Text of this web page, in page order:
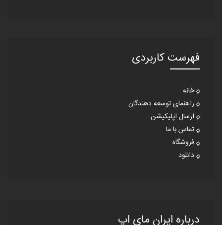
فهرست کاربردی
خانه
راهنمای توسعه دهندگان
ارسال اپلیکیشن
تماس با ما
فروشگاه
دانلود
درباره ایران مای اپ